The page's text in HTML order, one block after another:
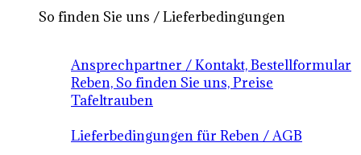
So finden Sie uns / Lieferbedingungen
Ansprechpartner / Kontakt, Bestellformular
Reben, So finden Sie uns, Preise
Tafeltrauben
Lieferbedingungen für Reben / AGB